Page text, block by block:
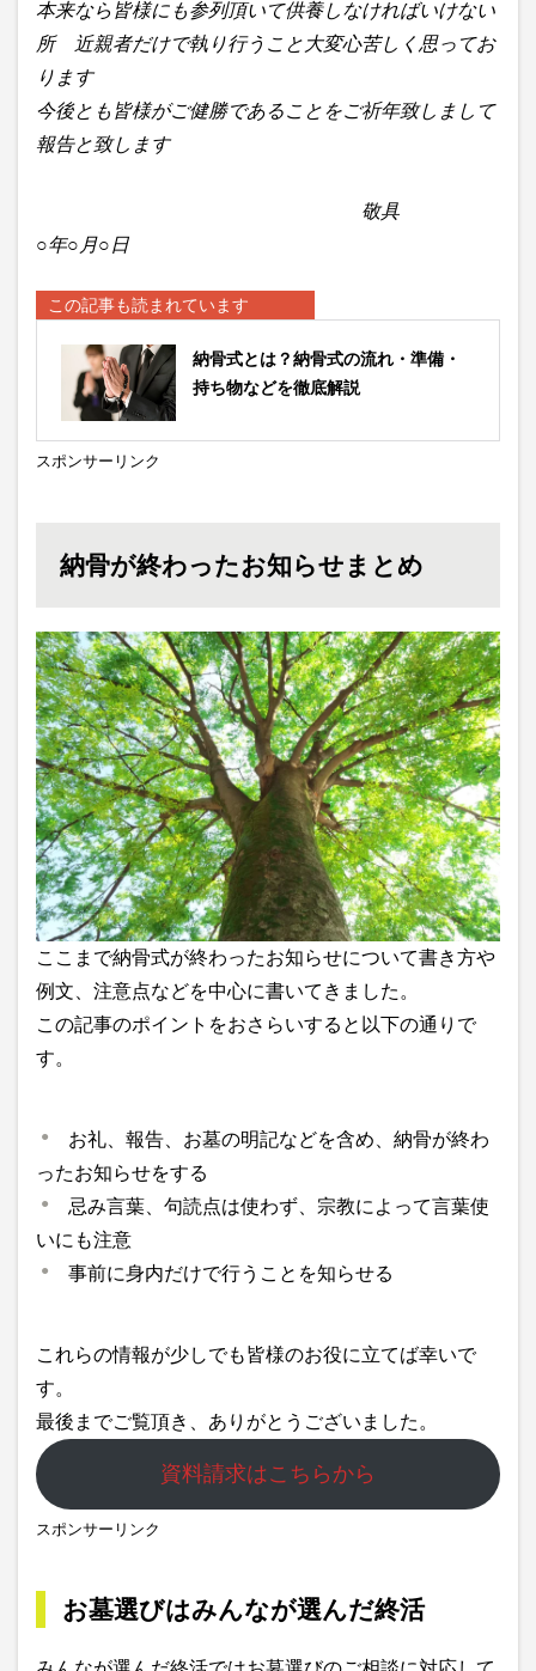
本来なら皆様にも参列頂いて供養しなければいけない
所 近親者だけで執り行うこと大変心苦しく思ってお
ります
今後とも皆様がご健勝であることをご祈年致しまして
報告と致します
敬具
○年○月○日
この記事も読まれています
納骨式とは？納骨式の流れ・準備・
持ち物などを徹底解説
スポンサーリンク
納骨が終わったお知らせまとめ
ここまで納骨式が終わったお知らせについて書き方や
例文、注意点などを中心に書いてきました。
この記事のポイントをおさらいすると以下の通りで
す。
お礼、報告、お墓の明記などを含め、納骨が終わ
ったお知らせをする
忌み言葉、句読点は使わず、宗教によって言葉使
いにも注意
事前に身内だけで行うことを知らせる
これらの情報が少しでも皆様のお役に立てば幸いで
す。
最後までご覧頂き、ありがとうございました。
資料請求はこちらから
スポンサーリンク
お墓選びはみんなが選んだ終活